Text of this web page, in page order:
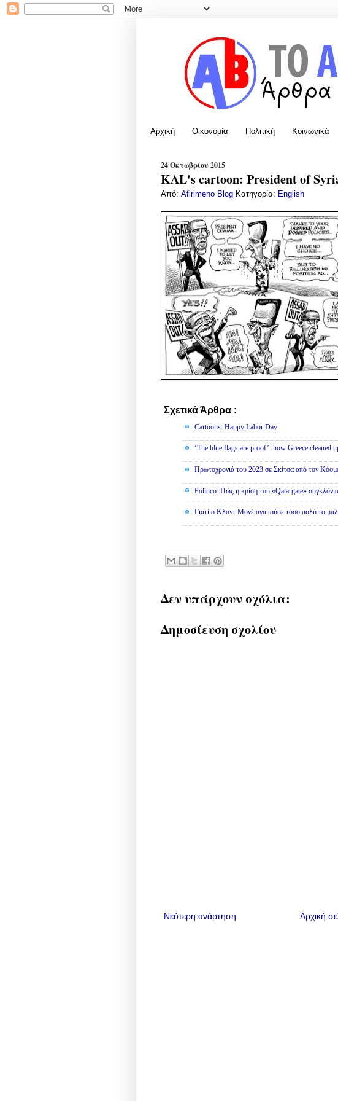
Αρχική Οικονομία Πολιτική Κοινωνικά
24 Οκτωβρίου 2015
KAL's cartoon: President of
Από: Afirimeno Blog Κατηγορία: English
Σχετικά Άρθρα :
Cartoons: Happy Labor Day
‘The blue flags are proof’: how Greece cleaned
Πρωτοχρονιά του 2023 σε Σκίτσα από τον
Politico: Πώς η κρίση του «Qatargate»
Γιατί ο Κλοντ Μονέ αγαπούσε τόσο πολύ το
Δεν υπάρχουν σχόλια:
Δημοσίευση σχολίου
Νεότερη ανάρτηση Αρχική